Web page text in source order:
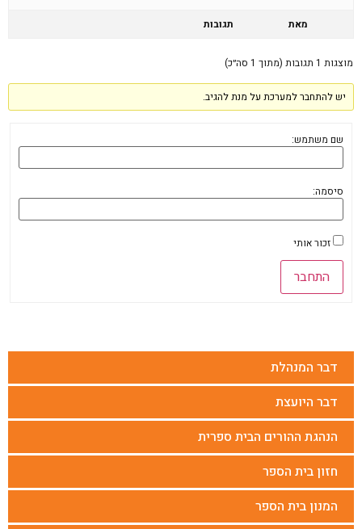
דבר המנהלת
דבר היועצת
הנהגת ההורים הבית ספרית
חזון בית הספר
המנון בית הספר
מאת תגובות
מוצגות 1 תגובות (מתוך 1 סה״כ)
יש להתחבר למערכת על מנת להגיב.
שם משתמש:
סיסמה:
זכור אותי
התחבר